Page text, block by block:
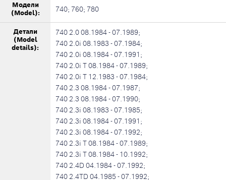
Модели
(Model):
740; 760; 780
Детали
(Model
details):
740 2.0 08.1984 - 07.1989;
740 2.0i 08.1983 - 07.1984;
740 2.0i 08.1984 - 07.1991;
740 2.0i T 08.1984 - 07.1989;
740 2.0i T 12.1983 - 07.1984;
740 2.3 08.1984 - 07.1987;
740 2.3 08.1984 - 07.1990;
740 2.3i 08.1983 - 07.1985;
740 2.3i 08.1984 - 07.1991;
740 2.3i 08.1984 - 07.1992;
740 2.3i T 08.1984 - 07.1989;
740 2.3i T 08.1984 - 10.1992;
740 2.4D 04.1984 - 07.1992;
740 2.4TD 04.1985 - 07.1992;